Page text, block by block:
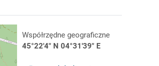
Współrzędne geograficzne
45°22'4" N 04°31'39" E